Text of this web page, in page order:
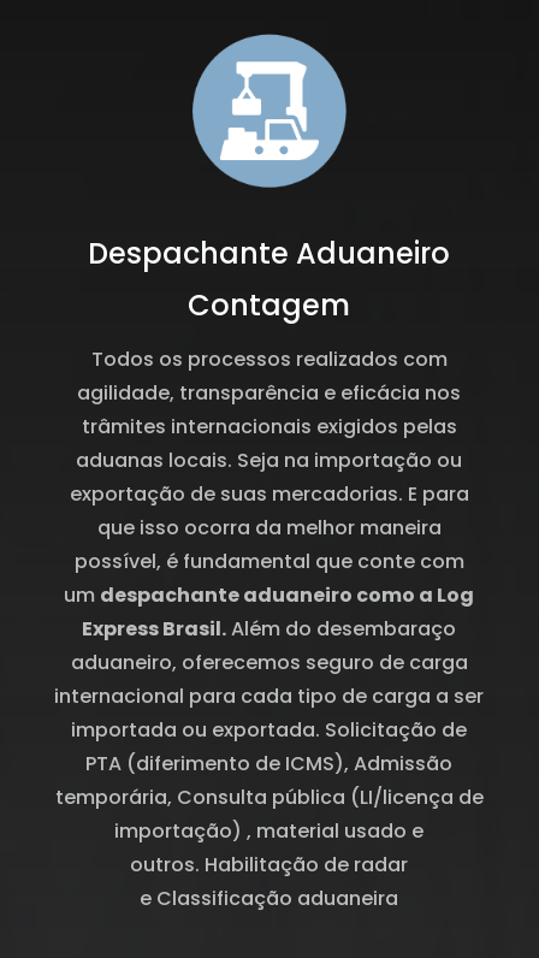
Despachante Aduaneiro
Contagem
Todos os processos realizados com
agilidade, transparência e eficácia nos
trâmites internacionais exigidos pelas
aduanas locais. Seja na importação ou
exportação de suas mercadorias. E para
que isso ocorra da melhor maneira
possível, é fundamental que conte com
um despachante aduaneiro como a Log
Express Brasil.Além do desembaraço
aduaneiro, oferecemos seguro de carga
internacional para cada tipo de carga a ser
importada ou exportada. Solicitação de
PTA (diferimento de ICMS),Admissão
temporária, Consulta pública (LI/licença de
importação) , material usado e
outros. Habilitação de radar
e Classificação aduaneira